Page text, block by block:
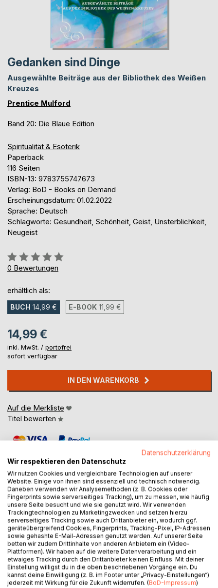
Gedanken sind Dinge
Ausgewählte Beiträge aus der Bibliothek des Weißen
Kreuzes
Prentice Mulford
Band 20: Die Blaue Edition
Spiritualität & Esoterik
Paperback
116 Seiten
ISBN-13: 9783755747673
Verlag: BoD - Books on Demand
Erscheinungsdatum: 01.02.2022
Sprache: Deutsch
Schlagworte: Gesundheit, Schönheit, Geist, Unsterblichkeit,
Neugeist
Bewertung::
0%
0 Bewertungen
erhältlich als:
BUCH 14,99 € E-BOOK 11,99 €
14,99 €
inkl. MwSt. / portofrei
sofort verfügbar
IN DEN WARENKORB
Auf die Merkliste
Titel bewerten
BESCHREIBUNG
Der menschliche Gedanke ist ein echtes Element, eine
echte Kraft, die wie Elektrizität aus dem Geist eines jeden
Mannes oder einer jeden Frau schießt, die verletzt oder
lindert, die tötet oder heilt, die Vermögen aufbaut oder
vernichtet, die zum Guten oder zum Schlechten wirkt,
jeden Augenblick, ob Tag oder Nacht, ob schlafend oder
wachend, welche die Gesichter der Menschen schnitzt,
Datenschutzerklärung
Wir respektieren den Datenschutz
Wir nutzen Cookies und vergleichbare Technologien auf unserer
Website. Einige von ihnen sind essenziell und technisch notwendig.
Daneben verwenden wir Analysemethoden (z. B. Cookies oder
Fingerprints sowie serverseitiges Tracking), um zu messen, wie häufig
unsere Seite besucht und wie sie genutzt wird. Wir verwenden
Trackingtechnologien zu Marketingzwecken und setzen hierzu
serverseitiges Tracking sowie auch Drittanbieter ein, wodurch ggf.
geräteübergreifend Cookies, Fingerprints, Tracking-Pixel, IP-Adressen
sowie gehashte E-Mail-Adressen genutzt werden. Auf unserer Seite
betten wir zudem Drittinhalte von anderen Anbietern ein (Video-
Plattformen). Wir haben auf die weitere Datenverarbeitung und ein
etwaiges Tracking durch den Drittanbieter keinen Einfluss. Mit deiner
Einstellung willigst du in die oben beschriebenen Vorgänge ein. Du
kannst deine Einwilligung (z. B. im Footer unter „Privacy-Einstellungen“)
jederzeit mit Wirkung für die Zukunft widerrufen. (BoD-Impressum)